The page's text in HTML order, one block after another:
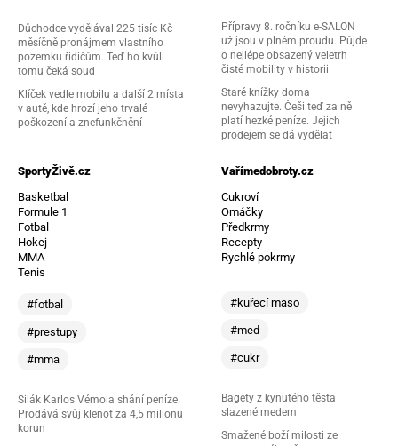
Důchodce vydělával 225 tisíc Kč
měsíčně pronájmem vlastního
pozemku řidičům. Teď ho kvůli
tomu čeká soud
Klíček vedle mobilu a další 2 místa
v autě, kde hrozí jeho trvalé
poškození a znefunkčnění
Přípravy 8. ročníku e-SALON
už jsou v plném proudu. Půjde
o nejlépe obsazený veletrh
čisté mobility v historii
Staré knížky doma
nevyhazujte. Češi teď za ně
platí hezké peníze. Jejich
prodejem se dá vydělat
SportyŽivě.cz
Basketbal
Formule 1
Fotbal
Hokej
MMA
Tenis
#fotbal
#prestupy
#mma
Silák Karlos Vémola shání peníze.
Prodává svůj klenot za 4,5 milionu
korun
Vařímedobroty.cz
Cukroví
Omáčky
Předkrmy
Recepty
Rychlé pokrmy
#kuřecí maso
#med
#cukr
Bagety z kynutého těsta
slazené medem
Smažené boží milosti ze